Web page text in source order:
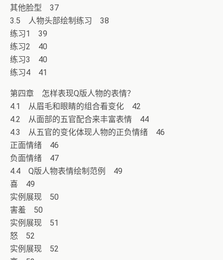
其他脸型 37
3.5 人物头部绘制练习 38
练习1 39
练习2 40
练习3 40
练习4 41
第四章 怎样表现Q版人物的表情？
4.1 从眉毛和眼睛的组合看变化 42
4.2 从面部的五官配合来丰富表情 44
4.3 从五官的变化体现人物的正负情绪 46
正面情绪 46
负面情绪 47
4.4 Q版人物表情绘制范例 49
喜 49
实例展现 50
害羞 50
实例展现 51
怒 52
实例展现 52